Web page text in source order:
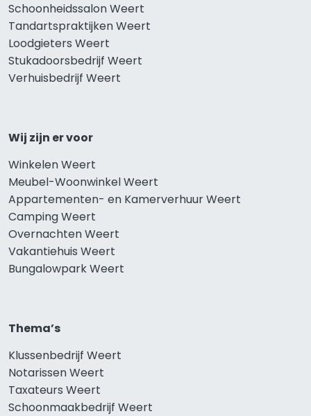
Schoonheidssalon Weert
Tandartspraktijken Weert
Loodgieters Weert
Stukadoorsbedrijf Weert
Verhuisbedrijf Weert
Wij zijn er voor
Winkelen Weert
Meubel-Woonwinkel Weert
Appartementen- en Kamerverhuur Weert
Camping Weert
Overnachten Weert
Vakantiehuis Weert
Bungalowpark Weert
Thema’s
Klussenbedrijf Weert
Notarissen Weert
Taxateurs Weert
Schoonmaakbedrijf Weert